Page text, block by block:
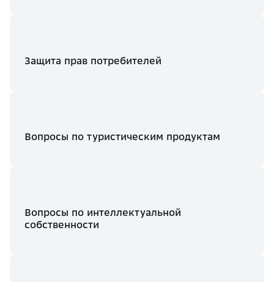
Защита прав потребителей
Вопросы по туристическим продуктам
Вопросы по интеллектуальной
собственности